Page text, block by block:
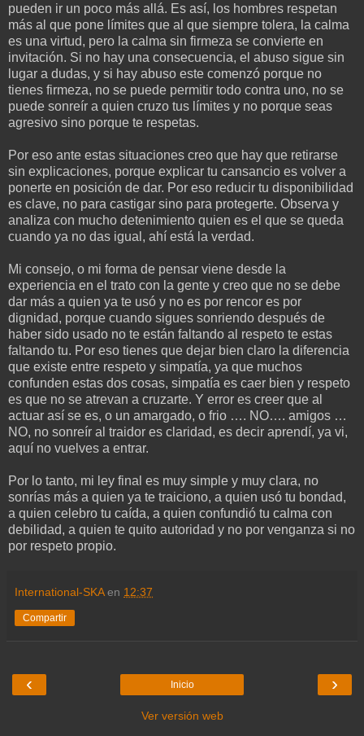
pueden ir un poco más allá. Es así, los hombres respetan
más al que pone límites que al que siempre tolera, la calma
es una virtud, pero la calma sin firmeza se convierte en
invitación. Si no hay una consecuencia, el abuso sigue sin
lugar a dudas, y si hay abuso este comenzó porque no
tienes firmeza, no se puede permitir todo contra uno, no se
puede sonreír a quien cruzo tus límites y no porque seas
agresivo sino porque te respetas.
Por eso ante estas situaciones creo que hay que retirarse
sin explicaciones, porque explicar tu cansancio es volver a
ponerte en posición de dar. Por eso reducir tu disponibilidad
es clave, no para castigar sino para protegerte. Observa y
analiza con mucho detenimiento quien es el que se queda
cuando ya no das igual, ahí está la verdad.
Mi consejo, o mi forma de pensar viene desde la
experiencia en el trato con la gente y creo que no se debe
dar más a quien ya te usó y no es por rencor es por
dignidad, porque cuando sigues sonriendo después de
haber sido usado no te están faltando al respeto te estas
faltando tu. Por eso tienes que dejar bien claro la diferencia
que existe entre respeto y simpatía, ya que muchos
confunden estas dos cosas, simpatía es caer bien y respeto
es que no se atrevan a cruzarte. Y error es creer que al
actuar así se es, o un amargado, o frio …. NO…. amigos …
NO, no sonreír al traidor es claridad, es decir aprendí, ya vi,
aquí no vuelves a entrar.
Por lo tanto, mi ley final es muy simple y muy clara, no
sonrías más a quien ya te traiciono, a quien usó tu bondad,
a quien celebro tu caída, a quien confundió tu calma con
debilidad, a quien te quito autoridad y no por venganza si no
por respeto propio.
International-SKA en 12:37
Compartir
‹ ›
Inicio
Ver versión web